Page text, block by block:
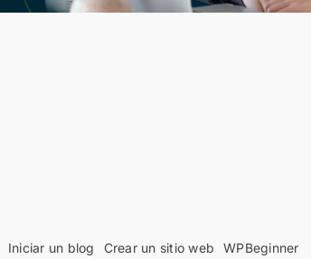
Iniciar un blog Crear un sitio web WPBeginner